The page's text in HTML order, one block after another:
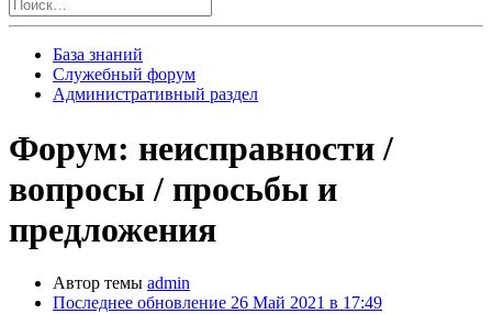
База знаний
Служебный форум
Административный раздел
Форум: неисправности /
вопросы / просьбы и
предложения
Автор темы admin
Последнее обновление 26 Май 2021 в 17:49